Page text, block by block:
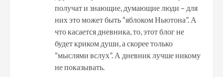
получат и знающие, думающие люди – для
них это может быть “яблоком Ньютона”. А
что касается дневника, то, этот блог не
будет криком души, а скорее только
“мыслями вслух”. А дневник лучше никому
не показывать.